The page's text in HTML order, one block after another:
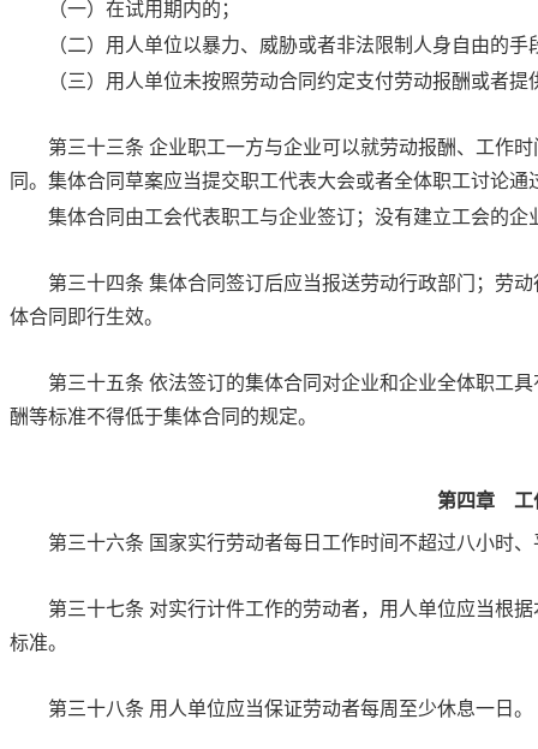
（一）在试用期内的；
（二）用人单位以暴力、威胁或者非法限制人身自由的手
（三）用人单位未按照劳动合同约定支付劳动报酬或者提
第三十三条 企业职工一方与企业可以就劳动报酬、工作
同。集体合同草案应当提交职工代表大会或者全体职工讨论通
集体合同由工会代表职工与企业签订；没有建立工会的
第三十四条 集体合同签订后应当报送劳动行政部门；劳
体合同即行生效。
第三十五条 依法签订的集体合同对企业和企业全体职工
酬等标准不得低于集体合同的规定。
第四章 工
第三十六条 国家实行劳动者每日工作时间不超过八小时
第三十七条 对实行计件工作的劳动者，用人单位应当根据
标准。
第三十八条 用人单位应当保证劳动者每周至少休息一日。